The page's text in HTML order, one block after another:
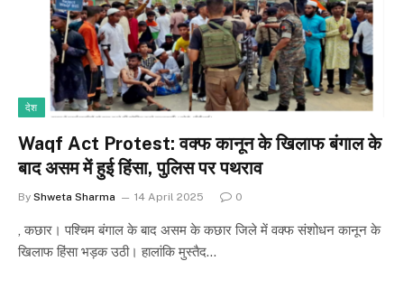
देश
Waqf Act Protest: वक्फ कानून के खिलाफ बंगाल के
बाद असम में हुई हिंसा, पुलिस पर पथराव
By Shweta Sharma 14 April 2025 0
, कछार। पश्चिम बंगाल के बाद असम के कछार जिले में वक्फ संशोधन कानून के
खिलाफ हिंसा भड़क उठी। हालांकि मुस्तैद…